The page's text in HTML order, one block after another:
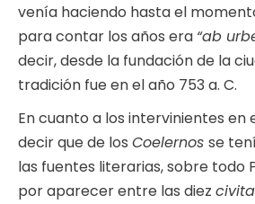
venía haciendo hasta el
para contar los años era “ab
decir, desde la fundación de la
tradición fue en el año 753 a. C.
En cuanto a los intervinientes en
decir que de los Coelernos se
las fuentes literarias, sobre todo
por aparecer entre las diez